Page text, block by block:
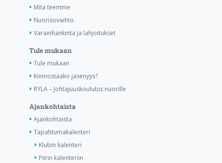
Mitä teemme
Nuorisovaihto
Varainhankinta ja lahjoitukset
Tule mukaan
Tule mukaan
Kiinnostaako jäsenyys?
RYLA – Johtajuuskoulutus nuorille
Ajankohtaista
Ajankohtaista
Tapahtumakalenteri
Klubin kalenteri
Piirin kalenteriin